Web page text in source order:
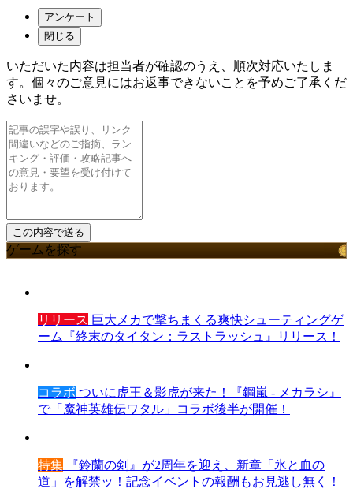
アンケート
閉じる
いただいた内容は担当者が確認のうえ、順次対応いたしま
す。個々のご意見にはお返事できないことを予めご了承くだ
さいませ。
ゲームを探す
リリース 巨大メカで撃ちまくる爽快シューティングゲ
ーム『終末のタイタン：ラストラッシュ』リリース！
コラボ ついに虎王＆影虎が来た！『鋼嵐 - メカラシ』
で「魔神英雄伝ワタル」コラボ後半が開催！
特集 『鈴蘭の剣』が2周年を迎え、新章「氷と血の
道」を解禁ッ！記念イベントの報酬もお見逃し無く！